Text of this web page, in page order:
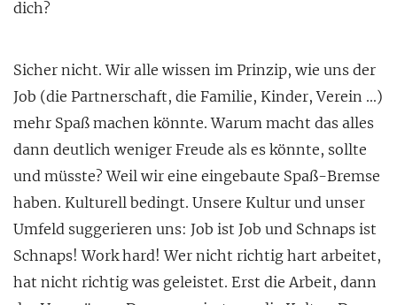
dich?
Sicher nicht. Wir alle wissen im Prinzip, wie uns der
Job (die Partnerschaft, die Familie, Kinder, Verein …)
mehr Spaß machen könnte. Warum macht das alles
dann deutlich weniger Freude als es könnte, sollte
und müsste? Weil wir eine eingebaute Spaß-Bremse
haben. Kulturell bedingt. Unsere Kultur und unser
Umfeld suggerieren uns: Job ist Job und Schnaps ist
Schnaps! Work hard! Wer nicht richtig hart arbeitet,
hat nicht richtig was geleistet. Erst die Arbeit, dann